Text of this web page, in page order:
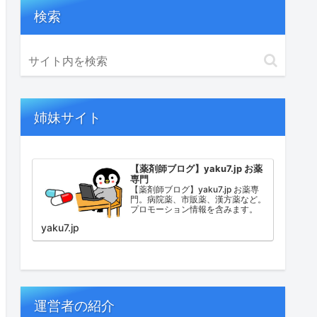
検索
姉妹サイト
【薬剤師ブログ】yaku7.jp お薬
専門
【薬剤師ブログ】yaku7.jp お薬専
門。病院薬、市販薬、漢方薬など。
プロモーション情報を含みます。
yaku7.jp
運営者の紹介